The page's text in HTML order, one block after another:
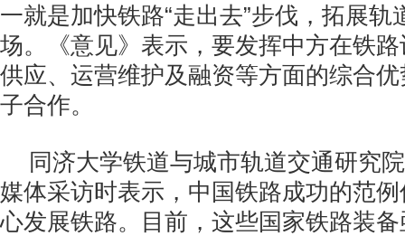
一就是加快铁路“走出去”步伐，拓展轨
场。《意见》表示，要发挥中方在铁
供应、运营维护及融资等方面的综合
子合作。
同济大学铁道与城市轨道交通研究
媒体采访时表示，中国铁路成功的范
心发展铁路。目前，这些国家铁路装